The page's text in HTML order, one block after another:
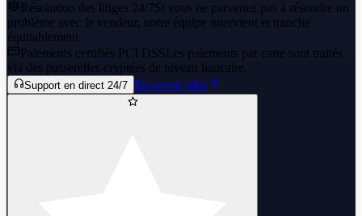
Résolution des litiges 24/7Si vous ne parvenez pas à résoudre un
problème avec le vendeur, notre équipe intervient et tranche
équitablement.
Paiements certifiés PCI DSSLes paiements par carte sont traités
via des passerelles cryptées de niveau bancaire.
Support en direct 24/7 En savoir plus